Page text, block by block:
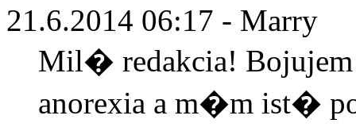
21.6.2014 06:17 - Marry
Mil� redakcia!
anorexia a m�m ist�